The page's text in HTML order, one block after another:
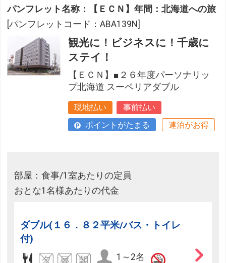
パンフレット名称：【ＥＣＮ】年間：北海道への旅
[パンフレットコード：ABA139N]
観光に！ビジネスに！千歳に
ステイ！
【ＥＣＮ】■２６年度パーソナリッ
プ北海道 スーペリアダブル
現地払い
事前払い
ポイントがたまる
連泊がお得
部屋：食事/1室あたりの定員
おとな1名様あたりの代金
ダブル(１６．８２平米/バス・トイレ
付)
1～2名